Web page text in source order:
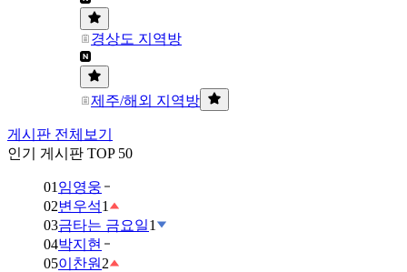
경상도 지역방
제주/해외 지역방
게시판 전체보기
인기 게시판 TOP 50
01 임영웅
02변우석1
03금타는 금요일1
04박지현
05이찬원 2